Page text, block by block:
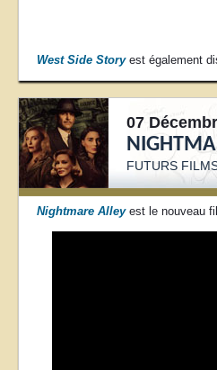
West Side Storyest également
07
FUTURS
Nightmare Alleyest le nouveau